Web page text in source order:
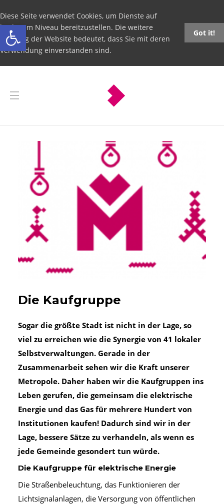
Open toolbar
Diese Seite verwendet Cookies, um Dienste auf
höchstem Niveau bereitzustellen. Die weitere
Nutzung der Website bedeutet, dass Sie mit deren
Verwendung einverstanden sind.
Got it!
Die Kaufgruppe
Sogar die größte Stadt ist nicht in der Lage, so
viel zu erreichen wie die Synergie von 41 lokaler
Selbstverwaltungen. Gerade in der
Zusammenarbeit sehen wir die Kraft unserer
Metropole. Daher haben wir die Kaufgruppen ins
Leben gerufen, die gemeinsam die elektrische
Energie und das Gas für mehrere Hundert von
Institutionen kaufen! Dadurch sind wir in der
Lage, bessere Sätze zu verhandeln, als wenn es
jede Gemeinde gesondert tun würde.
Die Kaufgruppe für elektrische Energie
Die Straßenbeleuchtung, das Funktionieren der
Lichtsignalanlagen, die Versorgung von öffentlichen